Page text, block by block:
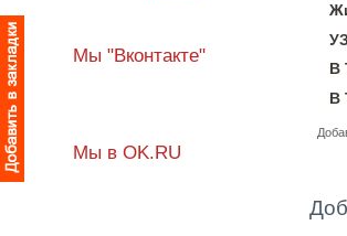
В
В
Мы "Вконтакте"
Мы в OK.RU